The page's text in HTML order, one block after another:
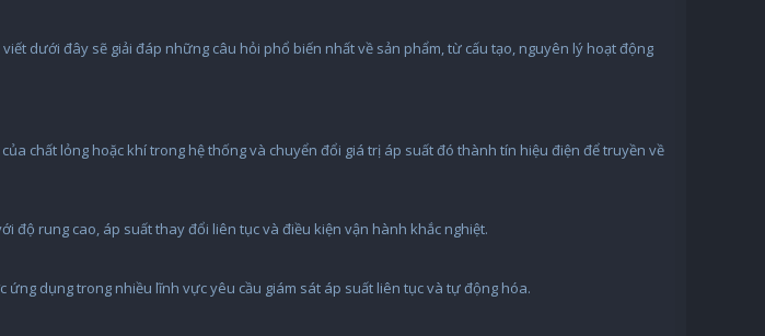
dưới đây sẽ giải đáp những câu hỏi phổ biến nhất về sản phẩm, từ cấu tạo, nguyên lý hoạt động
chất lỏng hoặc khí trong hệ thống và chuyển đổi giá trị áp suất đó thành tín hiệu điện để truyền về
độ rung cao, áp suất thay đổi liên tục và điều kiện vận hành khắc nghiệt.
ứng dụng trong nhiều lĩnh vực yêu cầu giám sát áp suất liên tục và tự động hóa.